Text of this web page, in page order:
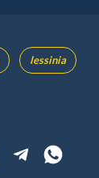
lessinia